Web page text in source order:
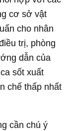
cơ sở vật
cho nhân
trị, phòng
dẫn của
sốt xuất
chế thấp nhất
cần chú ý